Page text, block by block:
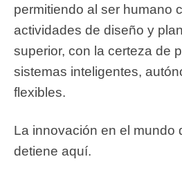
permitiendo al ser humano
actividades de diseño y
superior, con la certeza de
sistemas inteligentes,
flexibles.
La innovación en el mundo
detiene aquí.